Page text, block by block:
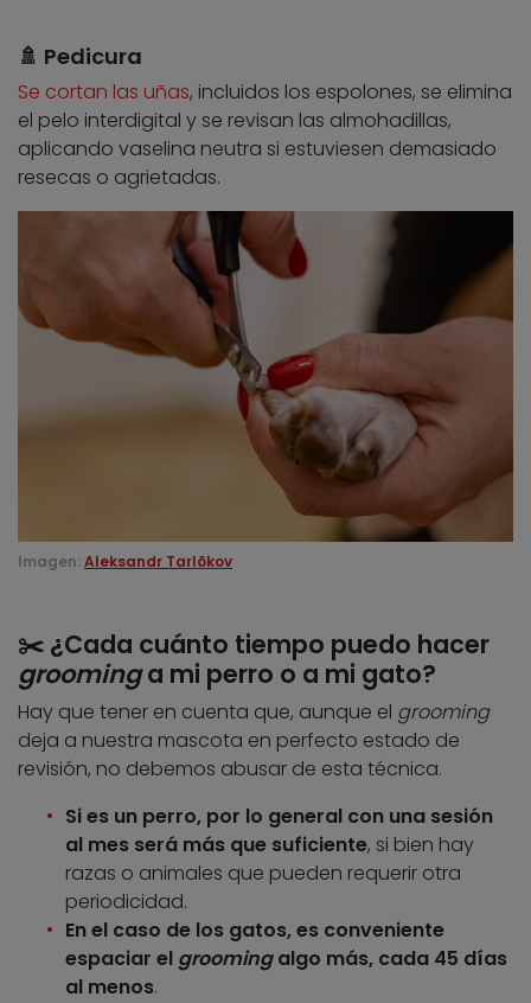
🚿 Pedicura
Se cortan las uñas, incluidos los espolones, se elimina
el pelo interdigital y se revisan las almohadillas,
aplicando vaselina neutra si estuviesen demasiado
resecas o agrietadas.
Imagen: Aleksandr Tarlõkov
✂️ ¿Cada cuánto tiempo puedo hacer
groominga mi perro o a mi gato?
Hay que tener en cuenta que, aunque el grooming
deja a nuestra mascota en perfecto estado de
revisión, no debemos abusar de esta técnica.
Si es un perro, por lo general con una sesión
al mes será más que suficiente, si bien hay
razas o animales que pueden requerir otra
periodicidad.
En el caso de los gatos, es conveniente
espaciar el groomingalgo más, cada 45 días
al menos.